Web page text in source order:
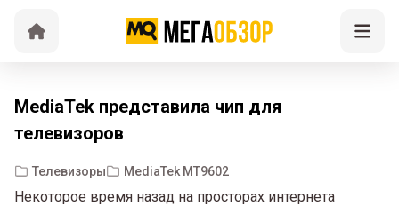
MediaTek представила чип для
телевизоров
Телевизоры MediaTek MT9602
Некоторое время назад на просторах интернета